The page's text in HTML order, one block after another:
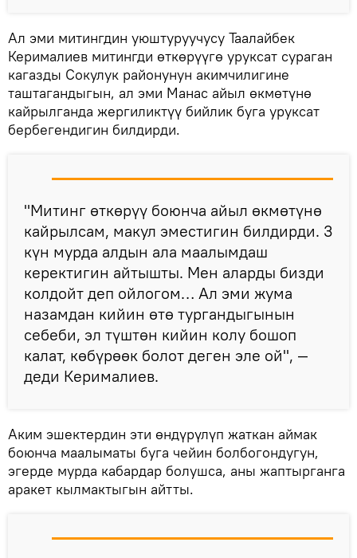
Ал эми митингдин уюштуруучусу Таалайбек
Керималиев митингди өткөрүүгө уруксат сураган
кагазды Сокулук районунун акимчилигине
таштагандыгын, ал эми Манас айыл өкмөтүнө
кайрылганда жергиликтүү бийлик буга уруксат
бербегендигин билдирди.
"Митинг өткөрүү боюнча айыл өкмөтүнө
кайрылсам, макул эместигин билдирди. 3
күн мурда алдын ала маалымдаш
керектигин айтышты. Мен аларды бизди
колдойт деп ойлогом… Ал эми жума
назамдан кийин өтө тургандыгынын
себеби, эл түштөн кийин колу бошоп
калат, көбүрөөк болот деген эле ой", —
деди Керималиев.
Аким эшектердин эти өндүрүлүп жаткан аймак
боюнча маалыматы буга чейин болбогондугун,
эгерде мурда кабардар болушса, аны жаптырганга
аракет кылмактыгын айтты.